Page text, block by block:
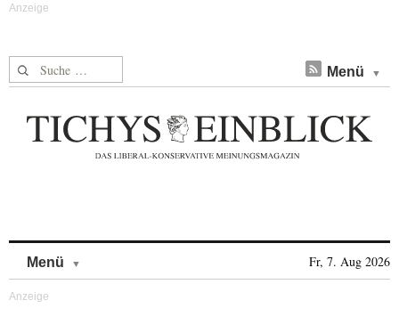
Suche nach: Menü
Menü Fr, 7. Aug 2026